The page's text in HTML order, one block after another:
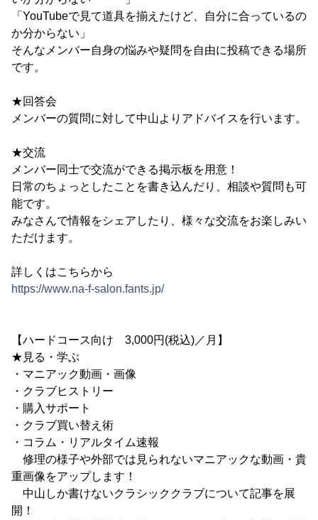
「YouTubeで見て道具を揃えたけど、自分に合っているの
か分からない」
そんなメンバー自身の悩みや疑問を自由に投稿できる場所
です。
★回答会
メンバーの質問に対して中山よりアドバイスを行います。
★交流
メンバー同士で交流ができる掲示板を用意！
日常のちょっとしたことを書き込んだり、相談や質問も可
能です。
みなさんで情報をシェアしたり、様々な交流をお楽しみい
ただけます。
詳しくはこちらから
https://www.na-f-salon.fants.jp/
【ハードコース向け 3,000円(税込)／月】
★見る・学ぶ
・マニアック動画・画像
・クラブヒストリー
・購入サポート
・クラブ買い替え術
・コラム・リアルタイム速報
修理の様子や外部では見られないマニアックな動画・貴
重画像をアップします！
中山しか書けないクラシッククラブについて記事を展
開！